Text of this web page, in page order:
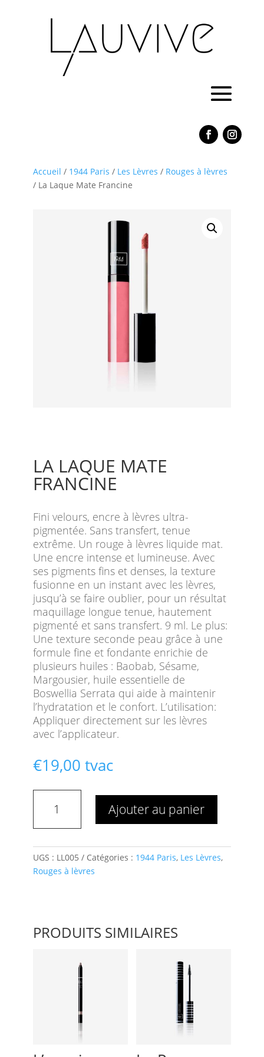
Accueil / 1944 Paris / Les Lèvres / Rouges à lèvres
/ La Laque Mate Francine
LA LAQUE MATE
FRANCINE
Fini velours, encre à lèvres ultra-
pigmentée. Sans transfert, tenue
extrême. Un rouge à lèvres liquide mat.
Une encre intense et lumineuse. Avec
ses pigments fins et denses, la texture
fusionne en un instant avec les lèvres,
jusqu’à se faire oublier, pour un résultat
maquillage longue tenue, hautement
pigmenté et sans transfert. 9 ml. Le plus:
Une texture seconde peau grâce à une
formule fine et fondante enrichie de
plusieurs huiles : Baobab, Sésame,
Margousier, huile essentielle de
Boswellia Serrata qui aide à maintenir
l’hydratation et le confort. L’utilisation:
Appliquer directement sur les lèvres
avec l’applicateur.
€19,00 tvac
Mate
Francine
Ajouter au panier
UGS : LL005 Catégories : 1944 Paris, Les Lèvres,
Rouges à lèvres
PRODUITS SIMILAIRES